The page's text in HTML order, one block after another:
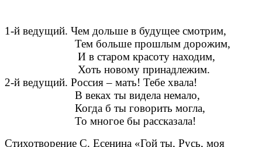
1-й ведущий. Чем дольше в будущее смотрим,
Тем больше прошлым дорожим,
И в старом красоту находим,
Хоть новому принадлежим.
2-й ведущий. Россия – мать! Тебе хвала!
В веках ты видела немало,
Когда б ты говорить могла,
То многое бы рассказала!
Стихотворение С. Есенина «Гой ты, Русь, моя